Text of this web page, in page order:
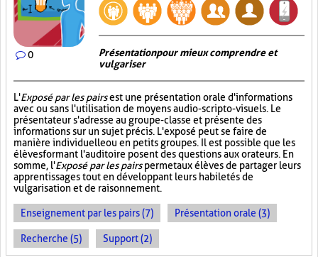
0
Présentation pour mieux comprendre et
vulgariser
L'Exposé par les pairsest une présentation orale d'informations
avec ou sans l'utilisation de moyens audio-scripto-visuels. Le
présentateur s'adresse au groupe-classe et présente des
informations sur un sujet précis. L'exposé peut se faire de
manière individuelle ou en petits groupes. Il est possible que les
élèves formant l'auditoire posent des questions aux orateurs. En
somme, l'Exposé par les pairspermet aux élèves de partager leurs
apprentissages tout en développant leurs habiletés de
vulgarisation et de raisonnement.
Enseignement par les pairs (7) Présentation orale (3)
Recherche (5) Support (2)